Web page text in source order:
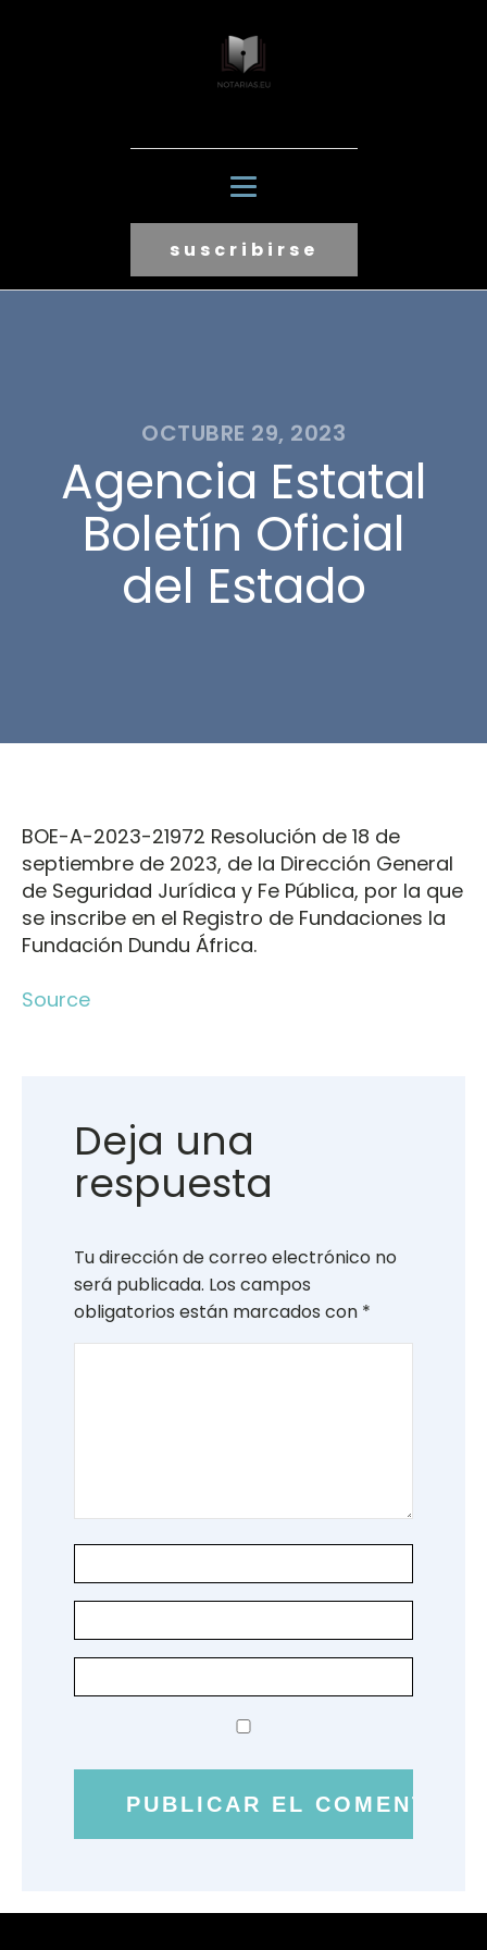
suscribirse
OCTUBRE 29, 2023
Agencia Estatal
Boletín Oficial
del Estado
BOE-A-2023-21972 Resolución de 18 de
septiembre de 2023, de la Dirección General
de Seguridad Jurídica y Fe Pública, por la que
se inscribe en el Registro de Fundaciones la
Fundación Dundu África.
Source
Deja una
respuesta
Tu dirección de correo electrónico no
será publicada. Los campos
obligatorios están marcados con *